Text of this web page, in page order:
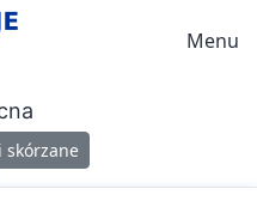
Menu
skórzane